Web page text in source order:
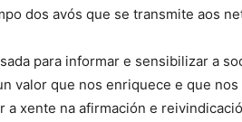
dos avós que se transmite aos
para informar e sensibilizar a
valor que nos enriquece e que nos
a xente na afirmación e